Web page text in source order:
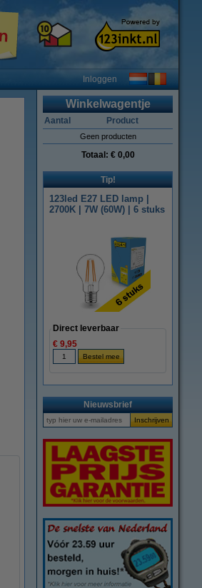
Inloggen
vergroten
Winkelwagentje
Aantal Product
Geen producten
Totaal: € 0,00
Tip!
123led E27 LED lamp |
2700K | 7W (60W) | 6 stuks
Direct leverbaar
€ 9,95
Nieuwsbrief